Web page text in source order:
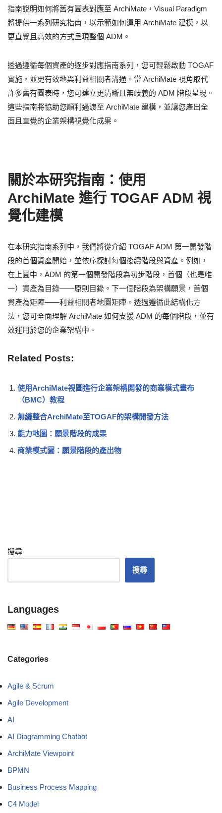
指南說明如何將舊有圖表對應至 ArchiMate，Visual Paradigm
將提供一系列研究指南，以示範如何運用 ArchiMate 建模，以
更直覺且高效的方式呈現整個 ADM。
透過遵循每個資產的逐步對應指南系列，您可輕鬆啟動 TOGAF
實施，並更有效地與利益相關者溝通。當 ArchiMate 視角取代
許多舊有圖表時，您可建立更清晰且無歧義的 ADM 階段呈現。
這些指南將協助您順利過渡至 ArchiMate 建模，並讓您產出全
面且直覺的企業架構視覺化成果。
關於本研究指南：使用
ArchiMate 進行 TOGAF ADM 視
覺化建模
在本研究指南系列中，我們將從介紹 TOGAF ADM 第一開發階
段的首個資產開始，並依序探討每個後續階段與資產。例如，
在上圖中，ADM 的第一個開發階段為初步階段，首個（也是唯
一）資產為目錄——原則目錄。下一個階段為架構願景，首個
資產為矩陣——利益相關者地圖矩陣。透過遵循此結構化方
法，您可全面理解 ArchiMate 如何支援 ADM 的每個階段，並有
效運用於您的企業架構中。
Related Posts:
使用ArchiMate視圖進行企業架構開發的商業模式畫布
（BMC）教程
無縫整合ArchiMate至TOGAF的架構開發方法
能力地圖：願景階段的成果
商業模式圖：願景階段的產出物
搜尋
搜尋
Languages
Categories
Agile & Scrum
Agile Development
AI
AI Diagramming Chatbot
ArchiMate Viewpoint
BPMN
Business Process Mapping
C4 Model